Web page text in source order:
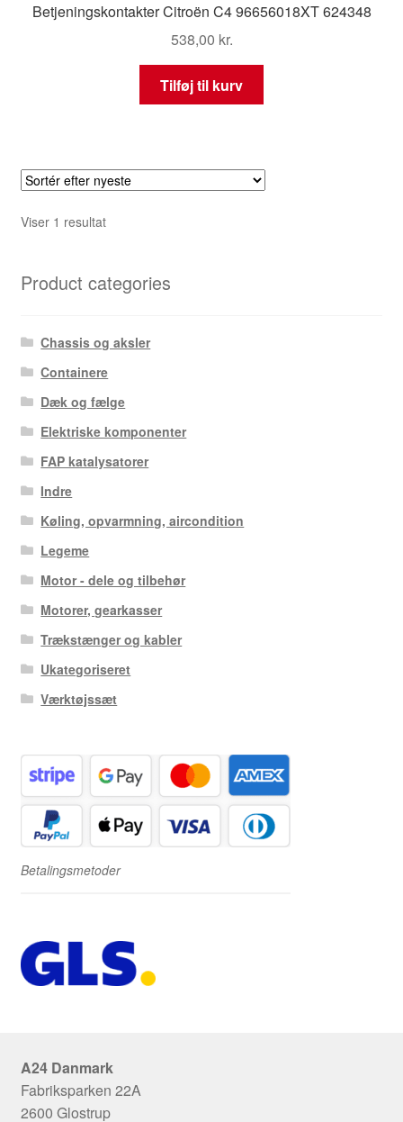
Betjeningskontakter Citroën C4 96656018XT 624348
538,00 kr.
Tilføj til kurv
Viser 1 resultat
Product categories
Chassis og aksler
Containere
Dæk og fælge
Elektriske komponenter
FAP katalysatorer
Indre
Køling, opvarmning, aircondition
Legeme
Motor - dele og tilbehør
Motorer, gearkasser
Trækstænger og kabler
Ukategoriseret
Værktøjssæt
Betalingsmetoder
A24 Danmark
Fabriksparken 22A
2600 Glostrup